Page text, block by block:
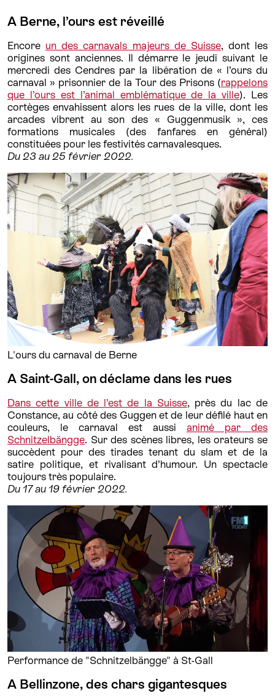
A Berne, l’ours est réveillé
Encore un des carnavals majeurs de Suisse, dont les
origines sont anciennes. Il démarre le jeudi suivant le
mercredi des Cendres par la libération de « l’ours du
carnaval » prisonnier de la Tour des Prisons (rappelons
que l’ours est l’animal emblématique de la ville). Les
cortèges envahissent alors les rues de la ville, dont les
arcades vibrent au son des « Guggenmusik », ces
formations musicales (des fanfares en général)
constituées pour les festivités carnavalesques.
Du 23 au 25 février 2022.
L'ours du carnaval de Berne
A Saint-Gall, on déclame dans les rues
Dans cette ville de l’est de la Suisse, près du lac de
Constance, au côté des Guggen et de leur défilé haut en
couleurs, le carnaval est aussi animé par des
Schnitzelbängge. Sur des scènes libres, les orateurs se
succèdent pour des tirades tenant du slam et de la
satire politique, et rivalisant d’humour. Un spectacle
toujours très populaire.
Du 17 au 19 février 2022.
Performance de "Schnitzelbängge" à St-Gall
A Bellinzone, des chars gigantesques